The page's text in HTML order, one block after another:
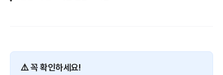
⚠️ 꼭 확인하세요!